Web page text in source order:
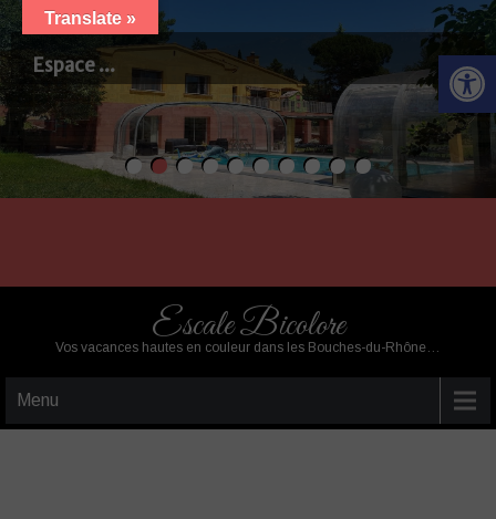
Ouvrir la barre d’outils
Cassis ...
Escale Bicolore
Vos vacances hautes en couleur dans les Bouches-du-Rhône…
Menu
Translate »